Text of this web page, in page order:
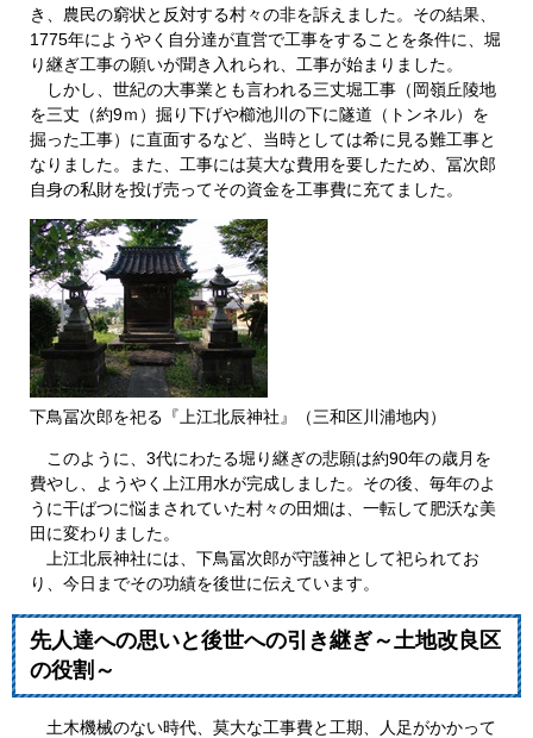
き、農民の窮状と反対する村々の非を訴えました。その結果、
1775年にようやく自分達が直営で工事をすることを条件に、堀
り継ぎ工事の願いが聞き入れられ、工事が始まりました。
しかし、世紀の大事業とも言われる三丈堀工事（岡嶺丘陵地
を三丈（約9ｍ）掘り下げや櫛池川の下に隧道（トンネル）を
掘った工事）に直面するなど、当時としては希に見る難工事と
なりました。また、工事には莫大な費用を要したため、冨次郎
自身の私財を投げ売ってその資金を工事費に充てました。
下鳥冨次郎を祀る『上江北辰神社』（三和区川浦地内）
このように、3代にわたる堀り継ぎの悲願は約90年の歳月を
費やし、ようやく上江用水が完成しました。その後、毎年のよ
うに干ばつに悩まされていた村々の田畑は、一転して肥沃な美
田に変わりました。
上江北辰神社には、下鳥冨次郎が守護神として祀られてお
り、今日までその功績を後世に伝えています。
先人達への思いと後世への引き継ぎ～土地改良区
の役割～
土木機械のない時代、莫大な工事費と工期、人足がかかって